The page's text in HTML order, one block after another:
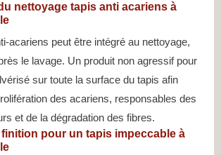
nettoyage tapis anti acariens à
acariens peut être intégré au nettoyage,
le lavage. Un produit non agressif pour
sur toute la surface du tapis afin
des acariens, responsables des
et de la dégradation des fibres.
pour un tapis impeccable à